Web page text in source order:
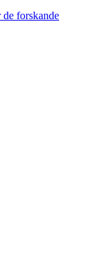
forskande